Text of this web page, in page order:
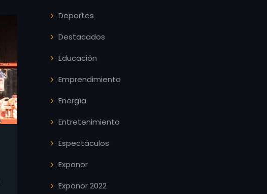
Deportes
Destacados
Educación
Emprendimiento
Energía
Entretenimiento
Espectáculos
Exponor
Exponor 2022